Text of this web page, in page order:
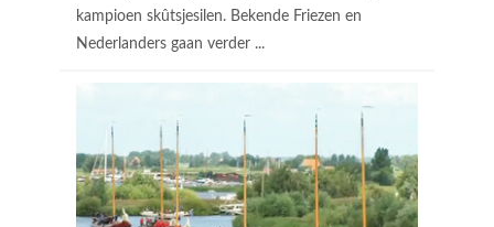
kampioen skûtsjesilen. Bekende Friezen en
Nederlanders gaan verder ...